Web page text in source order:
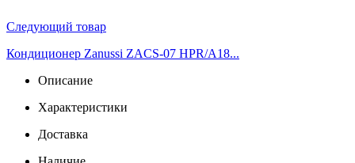
Следующий товар
Кондиционер Zanussi ZACS-07 HPR/A18...
Описание
Характеристики
Доставка